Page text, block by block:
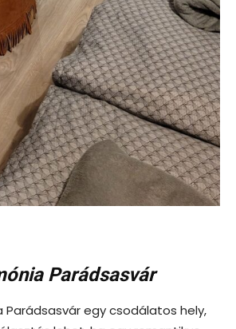
Parádsasvár
Parádsasvár egy csodálatos hely,